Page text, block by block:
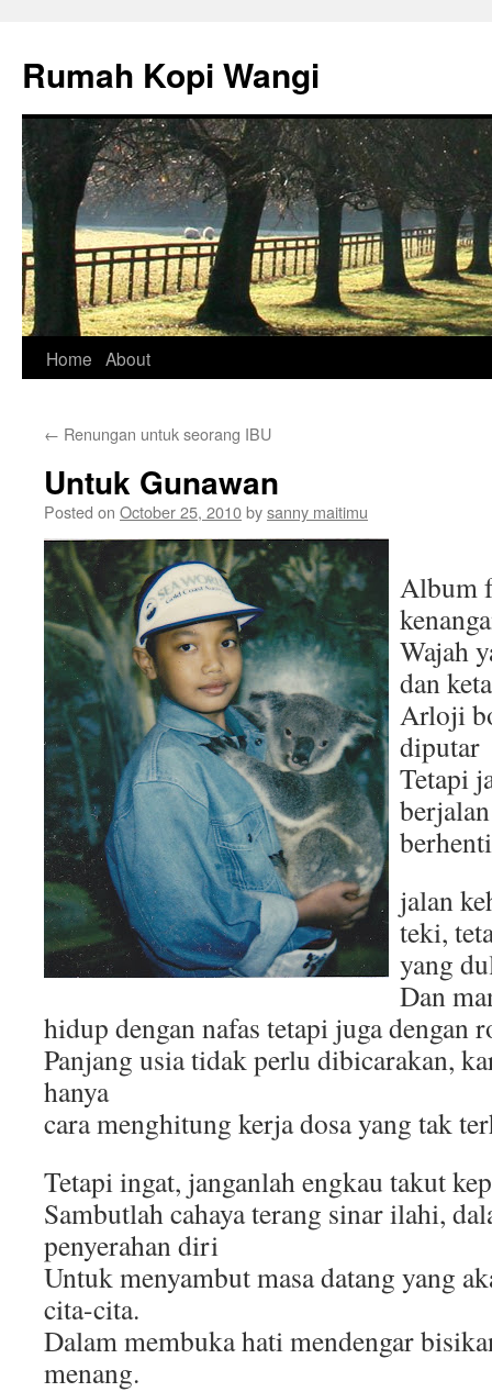
Rumah Kopi Wangi
Skip
content
Home About
← Renungan untuk seorang IBU
Untuk Gunawan
Posted on October 25, 2010bysanny maitimu
Album
Wajah
dan
Arloji
diputar
Tetapi
berhenti
jalan
teki,
yang
Dan
hidup dengan nafas tetapi juga dengan
Panjang usia tidak perlu dibicarakan,
hanya
cara menghitung kerja dosa yang tak
Tetapi ingat, janganlah engkau takut
Sambutlah cahaya terang sinar ilahi,
penyerahan diri
Untuk menyambut masa datang yang
cita-cita.
Dalam membuka hati mendengar
menang.